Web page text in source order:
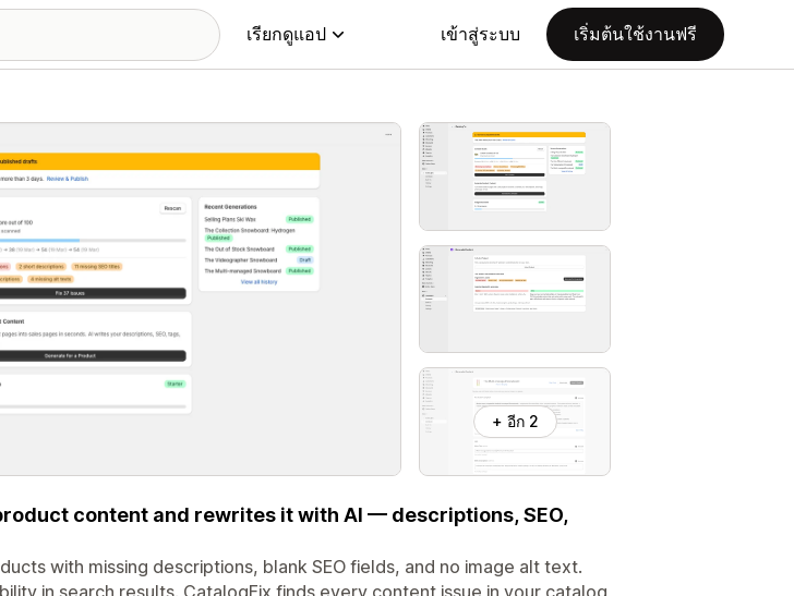
เรียกดูแอป เข้าสู่ระบบ เริ่มต้นใช้งานฟรี
+ อีก 2
content and rewrites it with AI — descriptions, SEO,
with missing descriptions, blank SEO fields, and no image alt text.
in search results. CatalogFix finds every content issue in your catalog